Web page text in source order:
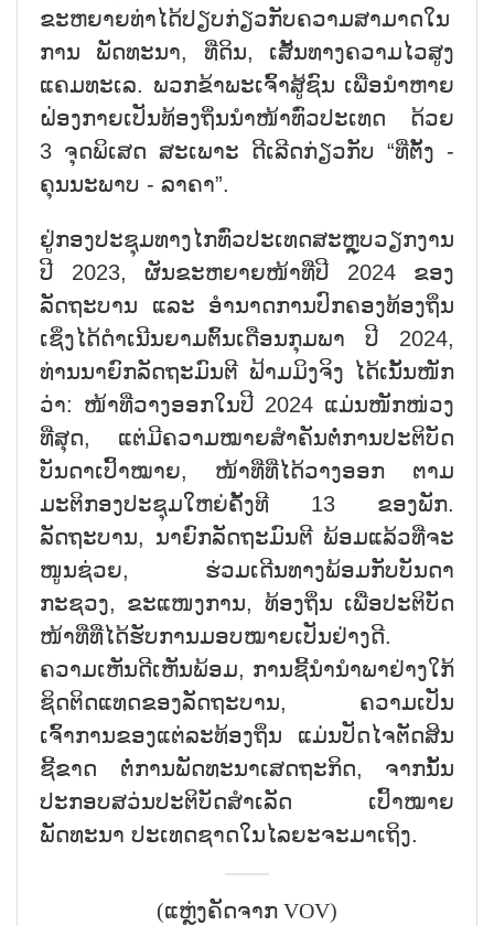
ຂະຫຍາຍທ່າໄດ້ປຽບກ່ຽວກັບຄວາມສາມາດໃນ
ການ ພັດທະນາ, ທີ່ດິນ, ເສັ້ນທາງຄວາມໄວສູງ
ແຄມທະເລ. ພວກຂ້າພະເຈົ້າສູ້ຊົນ ເພື່ອນຳຫາຍ
ຝ່ອງກາຍເປັນທ້ອງຖິ່ນນຳໜ້າທົ່ວປະເທດ ດ້ວຍ
3 ຈຸດພິເສດ ສະເພາະ ດີເລີດກ່ຽວກັບ “ທີ່ຕັ້ງ -
ຄຸນນະພາບ - ລາຄາ”.
ຢູ່ກອງປະຊຸມທາງໄກທົ່ວປະເທດສະຫຼຸບວຽກງານ
ປີ 2023, ຜັນຂະຫຍາຍໜ້າທີ່ປີ 2024 ຂອງ
ລັດຖະບານ ແລະ ອຳນາດການປົກຄອງທ້ອງຖິ່ນ
ເຊິ່ງໄດ້ດຳເນີນຍາມຕົ້ນເດືອນກຸມພາ ປີ 2024,
ທ່ານນາຍົກລັດຖະມົນຕີ ຟ້າມມິງຈິງ ໄດ້ເນັ້ນໜັກ
ວ່າ: ໜ້າທີ່ວາງອອກໃນປີ 2024 ແມ່ນໜັກໜ່ວງ
ທີ່ສຸດ, ແຕ່ມີຄວາມໝາຍສຳຄັນຕໍ່ການປະຕິບັດ
ບັນດາເປົ້າໝາຍ, ໜ້າທີ່ທີ່ໄດ້ວາງອອກ ຕາມ
ມະຕິກອງປະຊຸມໃຫຍ່ຄັ້ງທີ 13 ຂອງພັກ.
ລັດຖະບານ, ນາຍົກລັດຖະມົນຕີ ພ້ອມແລ້ວທີ່ຈະ
ໜູນຊ່ວຍ, ຮ່ວມເດີນທາງພ້ອມກັບບັນດາ
ກະຊວງ, ຂະແໜງການ, ທ້ອງຖິ່ນ ເພື່ອປະຕິບັດ
ໜ້າທີ່ທີ່ໄດ້ຮັບການມອບໝາຍເປັນຢ່າງດີ.
ຄວາມເຫັນດີເຫັນພ້ອມ, ການຊີ້ນຳນຳພາຢ່າງໃກ້
ຊິດຕິດແທດຂອງລັດຖະບານ, ຄວາມເປັນ
ເຈົ້າການຂອງແຕ່ລະທ້ອງຖິ່ນ ແມ່ນປັດໄຈຕັດສິນ
ຊີ້ຂາດ ຕໍ່ການພັດທະນາເສດຖະກິດ, ຈາກນັ້ນ
ປະກອບສວ່ນປະຕິບັດສຳເລັດ ເປົ້າໝາຍ
ພັດທະນາ ປະເທດຊາດໃນໄລຍະຈະມາເຖິງ.
(ແຫຼ່ງຄັດຈາກ VOV)